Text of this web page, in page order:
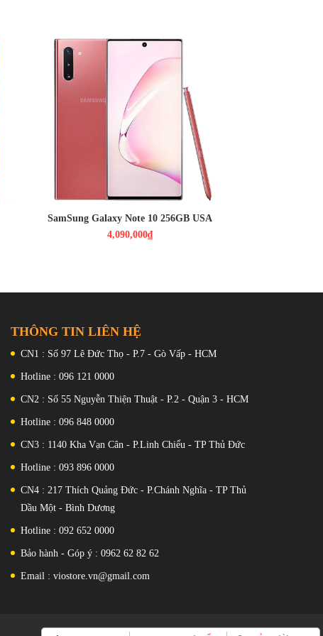
4,090,000₫
Màn hình: Dynamic AMOLED,
6.3", Full HD+
HDH : Android 9.0 (Pie)
RAM : 8GB / ROM : 256GB
CAMERA : 12-12 , 16 MPX / 10MPX
SamSung Galaxy Note 10 256GB USA
4,090,000₫
THÔNG TIN LIÊN HỆ
CN1 : Số 97 Lê Đức Thọ - P.7 - Gò Vấp - HCM
Hotline : 096 121 0000
CN2 : Số 55 Nguyễn Thiện Thuật - P.2 - Quận 3 - HCM
Hotline : 096 848 0000
CN3 : 1140 Kha Vạn Cân - P.Linh Chiểu - TP Thủ Đức
Hotline : 093 896 0000
CN4 : 217 Thích Quảng Đức - P.Chánh Nghĩa - TP Thủ
Dầu Một - Bình Dương
Hotline : 092 652 0000
Bảo hành - Góp ý : 0962 62 82 62
Email : viostore.vn@gmail.com